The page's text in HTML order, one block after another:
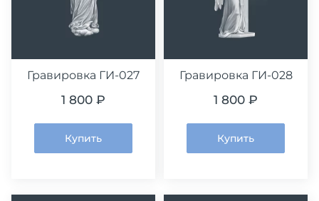
Гравировка ГИ-027
1 800 ₽
Купить
Гравировка ГИ-028
1 800 ₽
Купить